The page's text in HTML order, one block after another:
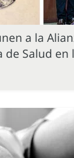
a la
Salud en